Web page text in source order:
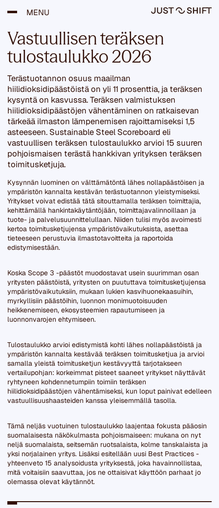
MENU
Vastuullisen teräksen
tulostaulukko 2026
Terästuotannon osuus maailman
hiilidioksidipäästöistä on yli 11 prosenttia, ja teräksen
kysyntä on kasvussa. Teräksen valmistuksen
hiilidioksidipäästöjen vähentäminen on ratkaisevan
tärkeää ilmaston lämpenemisen rajoittamiseksi 1,5
asteeseen. Sustainable Steel Scoreboard eli
vastuullisen teräksen tulostaulukko arvioi 15 suuren
pohjoismaisen terästä hankkivan yrityksen teräksen
toimitusketjuja.
Kysynnän luominen on välttämätöntä lähes nollapäästöisen ja
ympäristön kannalta kestävän terästuotannon yleistymiseksi.
Yritykset voivat edistää tätä sitouttamalla teräksen toimittajia,
kehittämällä hankintakäytäntöjään, toimittajavalinnoillaan ja
tuote- ja palvelusuunnittelullaan. Niiden tulisi myös avoimesti
kertoa toimitusketjujensa ympäristövaikutuksista, asettaa
tieteeseen perustuvia ilmastotavoitteita ja raportoida
edistymisestään.
Koska Scope 3 -päästöt muodostavat usein suurimman osan
yritysten päästöistä, yritysten on puututtava toimitusketjujensa
ympäristövaikutuksiin, mukaan lukien kasvihuonekaasuihin,
myrkyllisiin päästöihin, luonnon monimuotoisuuden
heikkenemiseen, ekosysteemien rapautumiseen ja
luonnonvarojen ehtymiseen.
Tulostaulukko arvioi edistymistä kohti lähes nollapäästöistä ja
ympäristön kannalta kestävää teräksen toimitusketjua ja arvioi
samalla yleistä toimitusketjun kestävyyttä tarjotakseen
vertailupohjan: korkeimmat pisteet saaneet yritykset näyttävät
ryhtyneen kohdennetumpiin toimiin teräksen
hiilidioksidipäästöjen vähentämiseksi, kun loput painivat edelleen
vastuullisuushaasteiden kanssa yleisemmällä tasolla.
Tämä neljäs vuotuinen tulostaulukko laajentaa fokusta pääosin
suomalaisesta näkökulmasta pohjoismaiseen: mukana on nyt
neljä suomalaista, seitsemän ruotsalaista, kolme tanskalaista ja
yksi norjalainen yritys. Lisäksi esitellään uusi Best Practices -
yhteenveto 15 analysoidusta yrityksestä, joka havainnollistaa,
mitä voitaisiin saavuttaa, jos ne ottaisivat käyttöön parhaat jo
olemassa olevat käytännöt.